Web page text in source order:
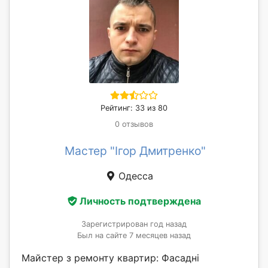
Рейтинг: 33 из 80
0 отзывов
Мастер "Ігор Дмитренко"
Одесса
Личность подтверждена
Зарегистрирован год назад
Был на сайте 7 месяцев назад
Майстер з ремонту квартир: Фасадні